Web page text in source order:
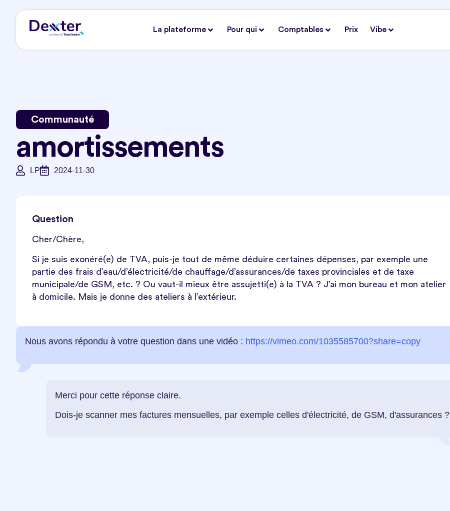
La plateforme Pour qui Comptables Prix Vibe
Communauté
amortissements
LP 2024-11-30
Question
Cher/Chère,
Si je suis exonéré(e) de TVA, puis-je tout de même déduire certaines dépenses, par exemple une
partie des frais d’eau/d’électricité/de chauffage/d’assurances/de taxes provinciales et de taxe
municipale/de GSM, etc. ? Ou vaut-il mieux être assujetti(e) à la TVA ? J’ai mon bureau et mon atelier
à domicile. Mais je donne des ateliers à l’extérieur.
Nous avons répondu à votre question dans une vidéo : https://vimeo.com/1035585700?share=copy
Merci pour cette réponse claire.
Dois-je scanner mes factures mensuelles, par exemple celles d'électricité, de GSM, d'assurances ?